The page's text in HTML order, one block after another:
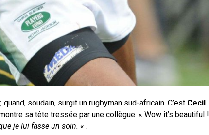
soudain, surgit un rugbyman sud-africain. C’est Cecil
sa tête tressée par une collègue. « Wow it’s beautiful !
je lui fasse un soin. « .